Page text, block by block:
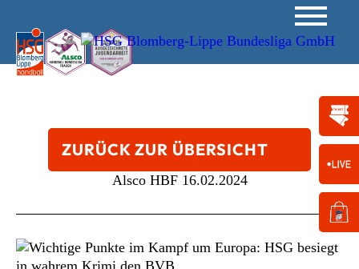
ZURÜCK ZUR ÜBERSICHT
Alsco HBF 16.02.2024